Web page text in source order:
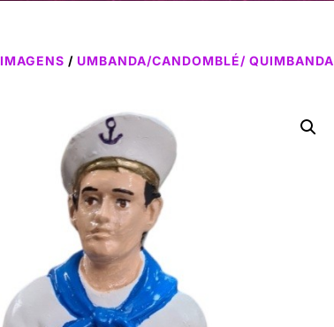
IMAGENS / UMBANDA/CANDOMBLÉ/ QUIMBANDA